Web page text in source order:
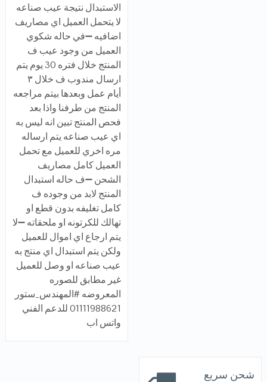
الاستبدال نتيجة عيب صناعه
لا يتحمل العميل اي مصاريف
اضافيه ➖في حاله شكوي
العميل من وجود عيب ف
المنتج خلال فتره 30 يوم يتم
ارسال مندوب ف خلال ٣
أيام عمل وبعدها بيتم مراجعه
المنتج من طرفنا واذا بعد
فحص المنتج تبين انه ليس به
اي عيب صناعه يتم ارساله
مره اخري للعميل مع تحمل
العميل كامل مصاريف
الشحن ➖ف حاله استبدال
المنتج لابد من وجوده ف
كامل تغليفه بدون قطع او
تهالك للكرتونه او ملحقاته ➖لا
يتم ارجاع اي اموال للعميل
ولكن يتم استبدال اي منتج به
عيب صناعه او وصل للعميل
غير مطابق للصوره
المعروضه #المهندس_ستور
01111988621 للدعم الفني
واتس اب
شحن سريع